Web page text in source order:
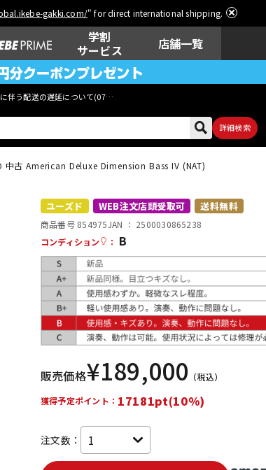
gakki.com/" for direct international shipping.
学割
サービス
店舗一覧
伴う配送の遅延について(07月29日
詳細検索
ウクレレ ドラム
その他楽器
レコーディン
グ機器
配信/ライブ
機器
中古 American Deluxe Dimension Bass IV (NAT)
ユーズド WEB注文店頭受取可 送料無料
商品番号 854975JAN ： 2500030865238
コンディション
： B
販売価格¥189,000 （税込）
獲得予定ポイント： 17181pt(10%)
注文数：